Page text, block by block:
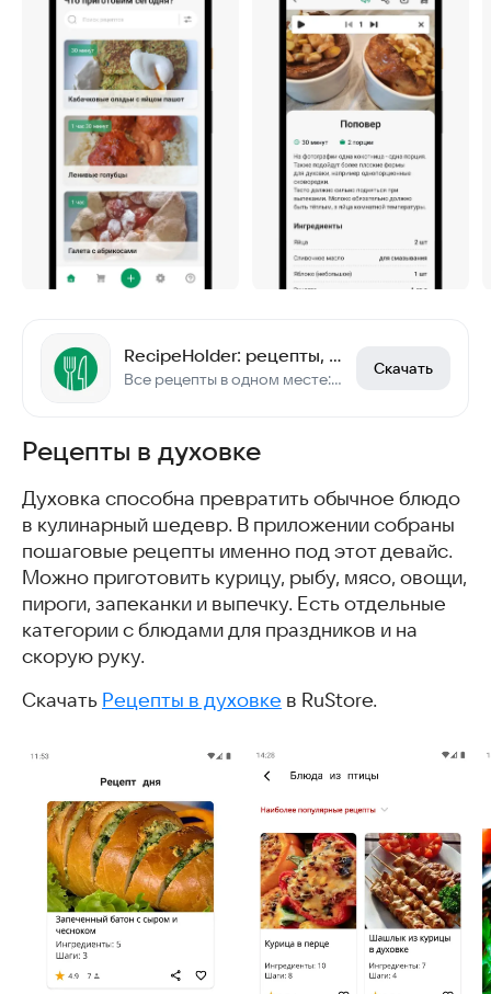
RecipeHolder: рецепты, сборник и менеджер рецептов
Все рецепты в одном месте: создание рецептов, хранение рецептов, поиск рецептов
Скачать
Рецепты в духовке
Духовка способна превратить обычное блюдо
в кулинарный шедевр. В приложении собраны
пошаговые рецепты именно под этот девайс.
Можно приготовить курицу, рыбу, мясо, овощи,
пироги, запеканки и выпечку. Есть отдельные
категории с блюдами для праздников и на
скорую руку.
Скачать Рецепты в духовке в RuStore.